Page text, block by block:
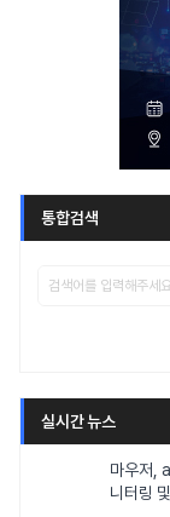
통합검색
실시간 뉴스
마우저,
니터링